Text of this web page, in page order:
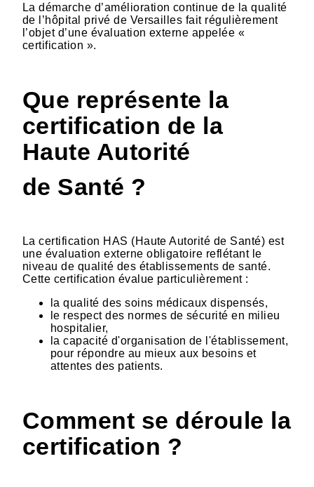
La démarche d’amélioration continue de la qualité
de l’hôpital privé de Versailles fait régulièrement
l’objet d’une évaluation externe appelée «
certification ».
Que représente la
certification de la
Haute Autorité
de Santé ?
La certification HAS (Haute Autorité de Santé) est
une évaluation externe obligatoire reflétant le
niveau de qualité des établissements de santé.
Cette certification évalue particulièrement :
la qualité des soins médicaux dispensés,
le respect des normes de sécurité en milieu
hospitalier,
la capacité d'organisation de l'établissement,
pour répondre au mieux aux besoins et
attentes des patients.
Comment se déroule la
certification ?